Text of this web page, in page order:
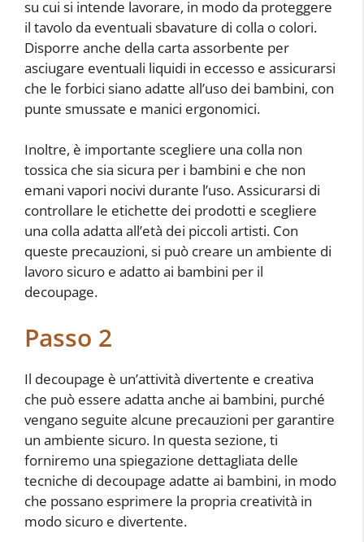
su cui si intende lavorare, in modo da proteggere
il tavolo da eventuali sbavature di colla o colori.
Disporre anche della carta assorbente per
asciugare eventuali liquidi in eccesso e assicurarsi
che le forbici siano adatte all’uso dei bambini, con
punte smussate e manici ergonomici.
Inoltre, è importante scegliere una colla non
tossica che sia sicura per i bambini e che non
emani vapori nocivi durante l’uso. Assicurarsi di
controllare le etichette dei prodotti e scegliere
una colla adatta all’età dei piccoli artisti. Con
queste precauzioni, si può creare un ambiente di
lavoro sicuro e adatto ai bambini per il
decoupage.
Passo 2
Il decoupage è un’attività divertente e creativa
che può essere adatta anche ai bambini, purché
vengano seguite alcune precauzioni per garantire
un ambiente sicuro. In questa sezione, ti
forniremo una spiegazione dettagliata delle
tecniche di decoupage adatte ai bambini, in modo
che possano esprimere la propria creatività in
modo sicuro e divertente.